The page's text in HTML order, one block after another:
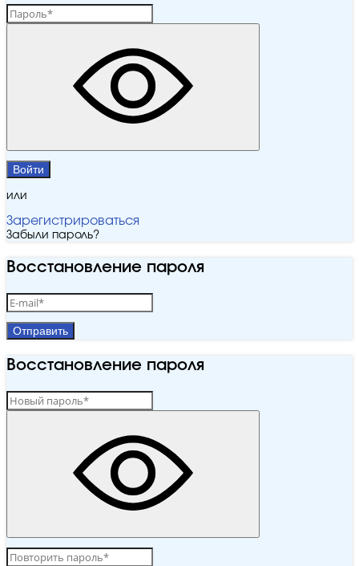
Войти
или
Зарегистрироваться
Забыли пароль?
Восстановление пароля
Отправить
Восстановление пароля